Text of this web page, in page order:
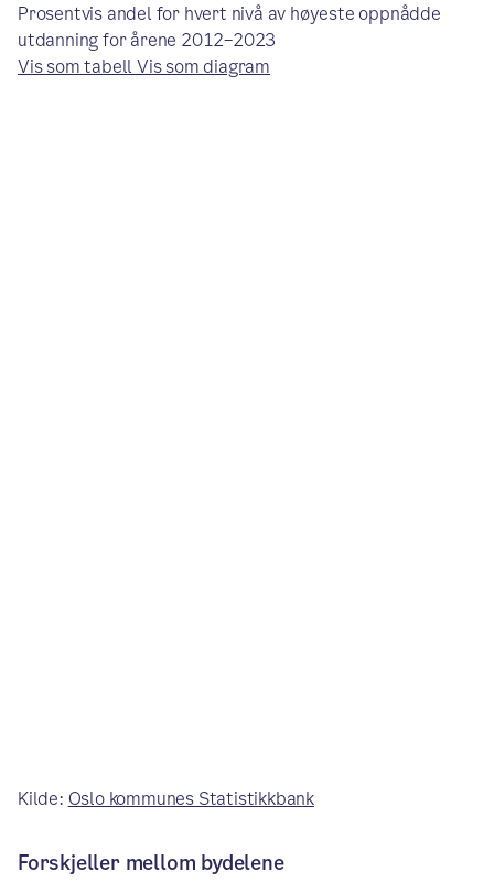
Prosentvis andel for hvert nivå av høyeste oppnådde
utdanning for årene 2012–2023
Vis som tabellVis som diagram
Kilde: Oslo kommunes Statistikkbank
Forskjeller mellom bydelene